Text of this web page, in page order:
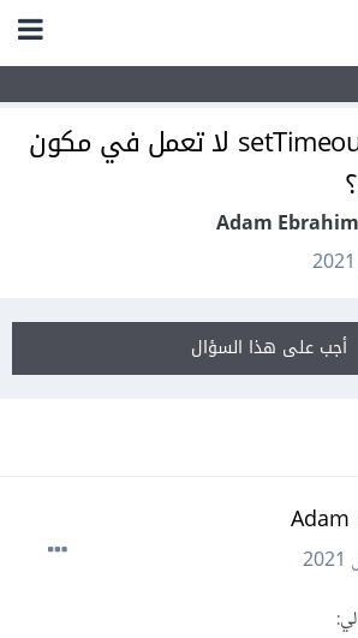
دالة setTimeout لا تعمل في مكون
أجب على هذا السؤال